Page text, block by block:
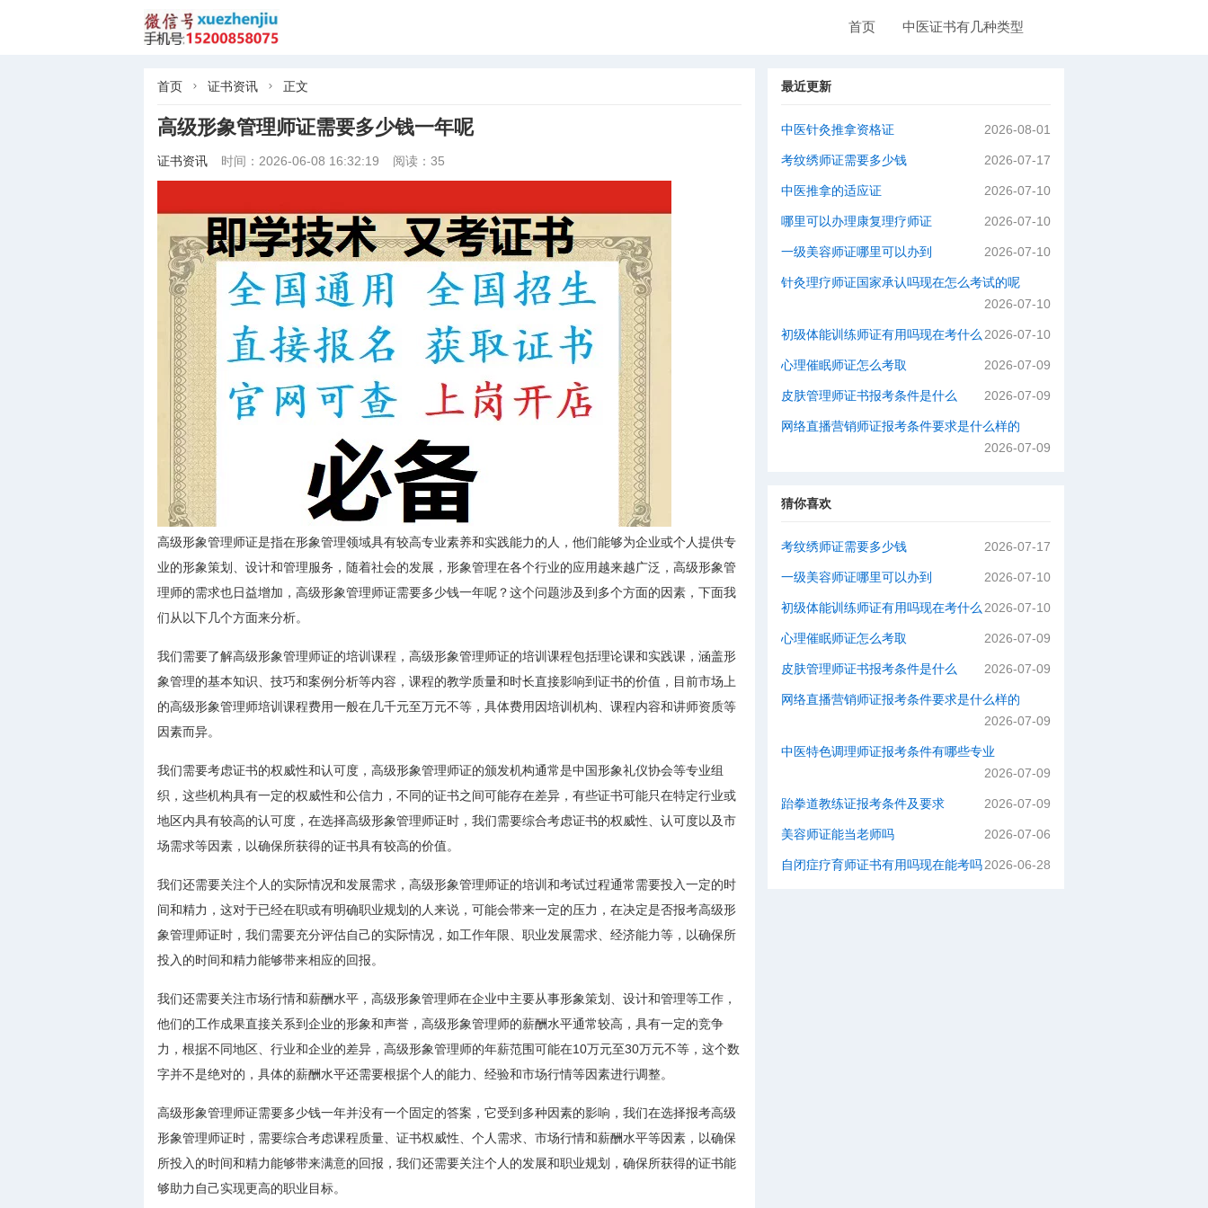
首页 中医证书有几种类型
首页  证书资讯  正文
高级形象管理师证需要多少钱一年呢
证书资讯 时间：2026-06-08 16:32:19 阅读：35
高级形象管理师证是指在形象管理领域具有较高专业素养和实践能力的人，他们能够为企业或个人提供专
业的形象策划、设计和管理服务，随着社会的发展，形象管理在各个行业的应用越来越广泛，高级形象管
理师的需求也日益增加，高级形象管理师证需要多少钱一年呢？这个问题涉及到多个方面的因素，下面我
们从以下几个方面来分析。
我们需要了解高级形象管理师证的培训课程，高级形象管理师证的培训课程包括理论课和实践课，涵盖形
象管理的基本知识、技巧和案例分析等内容，课程的教学质量和时长直接影响到证书的价值，目前市场上
的高级形象管理师培训课程费用一般在几千元至万元不等，具体费用因培训机构、课程内容和讲师资质等
因素而异。
我们需要考虑证书的权威性和认可度，高级形象管理师证的颁发机构通常是中国形象礼仪协会等专业组
织，这些机构具有一定的权威性和公信力，不同的证书之间可能存在差异，有些证书可能只在特定行业或
地区内具有较高的认可度，在选择高级形象管理师证时，我们需要综合考虑证书的权威性、认可度以及市
场需求等因素，以确保所获得的证书具有较高的价值。
我们还需要关注个人的实际情况和发展需求，高级形象管理师证的培训和考试过程通常需要投入一定的时
间和精力，这对于已经在职或有明确职业规划的人来说，可能会带来一定的压力，在决定是否报考高级形
象管理师证时，我们需要充分评估自己的实际情况，如工作年限、职业发展需求、经济能力等，以确保所
投入的时间和精力能够带来相应的回报。
我们还需要关注市场行情和薪酬水平，高级形象管理师在企业中主要从事形象策划、设计和管理等工作，
他们的工作成果直接关系到企业的形象和声誉，高级形象管理师的薪酬水平通常较高，具有一定的竞争
力，根据不同地区、行业和企业的差异，高级形象管理师的年薪范围可能在10万元至30万元不等，这个数
字并不是绝对的，具体的薪酬水平还需要根据个人的能力、经验和市场行情等因素进行调整。
高级形象管理师证需要多少钱一年并没有一个固定的答案，它受到多种因素的影响，我们在选择报考高级
形象管理师证时，需要综合考虑课程质量、证书权威性、个人需求、市场行情和薪酬水平等因素，以确保
所投入的时间和精力能够带来满意的回报，我们还需要关注个人的发展和职业规划，确保所获得的证书能
够助力自己实现更高的职业目标。
最近更新
中医针灸推拿资格证 2026-08-01
考纹绣师证需要多少钱 2026-07-17
中医推拿的适应证 2026-07-10
哪里可以办理康复理疗师证 2026-07-10
一级美容师证哪里可以办到 2026-07-10
针灸理疗师证国家承认吗现在怎么考试的呢
2026-07-10
初级体能训练师证有用吗现在考什么 2026-07-10
心理催眠师证怎么考取 2026-07-09
皮肤管理师证书报考条件是什么 2026-07-09
网络直播营销师证报考条件要求是什么样的
2026-07-09
猜你喜欢
考纹绣师证需要多少钱 2026-07-17
一级美容师证哪里可以办到 2026-07-10
初级体能训练师证有用吗现在考什么 2026-07-10
心理催眠师证怎么考取 2026-07-09
皮肤管理师证书报考条件是什么 2026-07-09
网络直播营销师证报考条件要求是什么样的
2026-07-09
中医特色调理师证报考条件有哪些专业
2026-07-09
跆拳道教练证报考条件及要求 2026-07-09
美容师证能当老师吗 2026-07-06
自闭症疗育师证书有用吗现在能考吗2026-06-28